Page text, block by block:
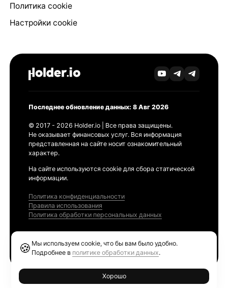
Политика cookie
Настройки cookie
Последнее обновление данных: 8 Авг 2026
© 2017 - 2026 Holder.io | Все права защищены.
Не оказывает финансовых услуг. Вся информация
представленная на сайте носит ознакомительный
характер.
На сайте используются cookie для сбора статической
информации.
Политика конфиденциальности
Правила использования
Политика обработки персональных данных
🍪 Мы используем cookie, что бы вам было удобно.
Подробнее в политике обработки данных.
Хорошо
Ethereum GAS Tracker